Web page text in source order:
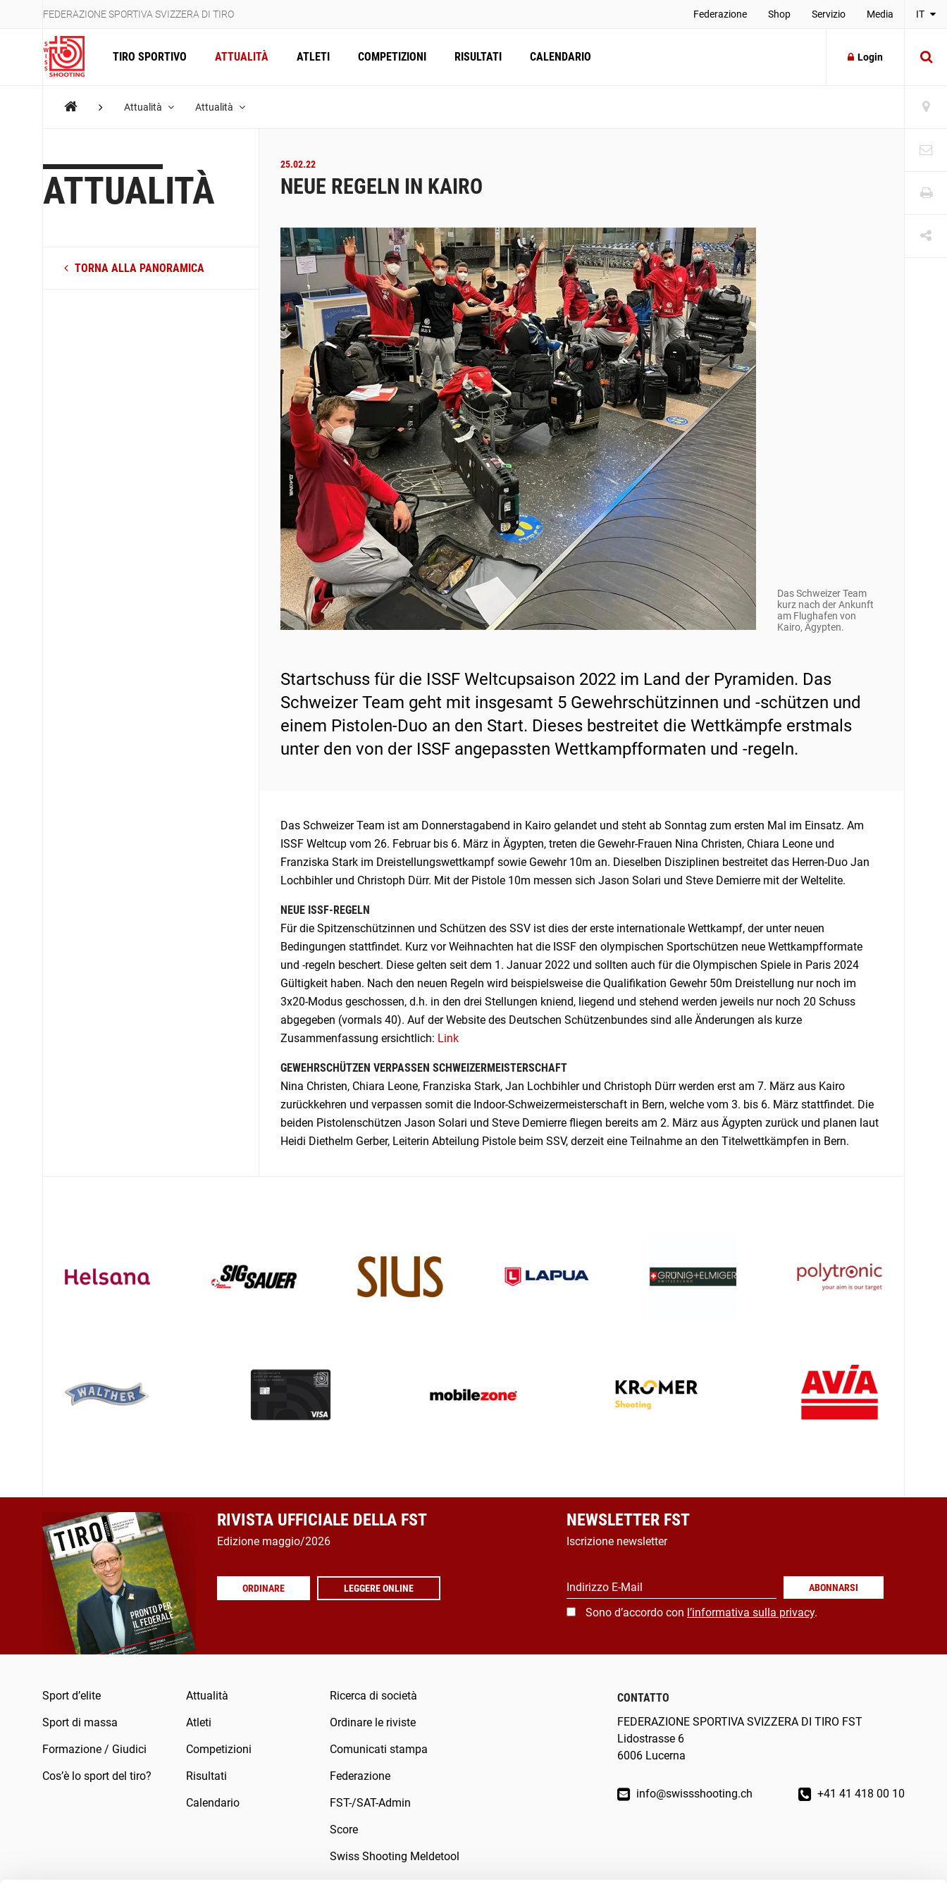
FEDERAZIONE SPORTIVA SVIZZERA DI TIRO Federazione Shop Servizio Media IT
TIRO SPORTIVO ATTUALITÀ ATLETI COMPETIZIONI RISULTATI CALENDARIO Login
Attualità Attualità
ATTUALITÀ
TORNA ALLA PANORAMICA
25.02.22
NEUE REGELN IN KAIRO
Das Schweizer Team
kurz nach der Ankunft
am Flughafen von
Kairo, Ägypten.
Startschuss für die ISSF Weltcupsaison 2022 im Land der Pyramiden. Das
Schweizer Team geht mit insgesamt 5 Gewehrschützinnen und -schützen und
einem Pistolen-Duo an den Start. Dieses bestreitet die Wettkämpfe erstmals
unter den von der ISSF angepassten Wettkampfformaten und -regeln.
Das Schweizer Team ist am Donnerstagabend in Kairo gelandet und steht ab Sonntag zum ersten Mal im Einsatz. Am
ISSF Weltcup vom 26. Februar bis 6. März in Ägypten, treten die Gewehr-Frauen Nina Christen, Chiara Leone und
Franziska Stark im Dreistellungswettkampf sowie Gewehr 10m an. Dieselben Disziplinen bestreitet das Herren-Duo Jan
Lochbihler und Christoph Dürr. Mit der Pistole 10m messen sich Jason Solari und Steve Demierre mit der Weltelite.
NEUE ISSF-REGELN
Für die Spitzenschützinnen und Schützen des SSV ist dies der erste internationale Wettkampf, der unter neuen
Bedingungen stattfindet. Kurz vor Weihnachten hat die ISSF den olympischen Sportschützen neue Wettkampfformate
und -regeln beschert. Diese gelten seit dem 1. Januar 2022 und sollten auch für die Olympischen Spiele in Paris 2024
Gültigkeit haben. Nach den neuen Regeln wird beispielsweise die Qualifikation Gewehr 50m Dreistellung nur noch im
3x20-Modus geschossen, d.h. in den drei Stellungen kniend, liegend und stehend werden jeweils nur noch 20 Schuss
abgegeben (vormals 40). Auf der Website des Deutschen Schützenbundes sind alle Änderungen als kurze
Zusammenfassung ersichtlich: Link
GEWEHRSCHÜTZEN VERPASSEN SCHWEIZERMEISTERSCHAFT
Nina Christen, Chiara Leone, Franziska Stark, Jan Lochbihler und Christoph Dürr werden erst am 7. März aus Kairo
zurückkehren und verpassen somit die Indoor-Schweizermeisterschaft in Bern, welche vom 3. bis 6. März stattfindet. Die
beiden Pistolenschützen Jason Solari und Steve Demierre fliegen bereits am 2. März aus Ägypten zurück und planen laut
Heidi Diethelm Gerber, Leiterin Abteilung Pistole beim SSV, derzeit eine Teilnahme an den Titelwettkämpfen in Bern.
RIVISTA UFFICIALE DELLA FST
Edizione maggio/2026
ORDINARE LEGGERE ONLINE
NEWSLETTER FST
Iscrizione newsletter
Indirizzo E-Mail ABONNARSI
Sono d’accordo con l’informativa sulla privacy.
Sport d’elite
Sport di massa
Formazione / Giudici
Cos’è lo sport del tiro?
Attualità
Atleti
Competizioni
Risultati
Calendario
Ricerca di società
Ordinare le riviste
Comunicati stampa
Federazione
FST-/SAT-Admin
Score
Swiss Shooting Meldetool
CONTATTO
FEDERAZIONE SPORTIVA SVIZZERA DI TIRO FST
Lidostrasse 6
6006 Lucerna
info@swissshooting.ch +41 41 418 00 10